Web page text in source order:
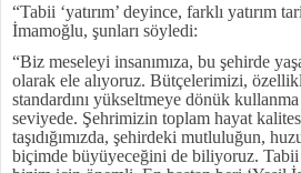
“Tabii ‘yatırım’ deyince, farklı yatırım
İmamoğlu, şunları söyledi:
“Biz meseleyi insanımıza, bu şehirde
olarak ele alıyoruz. Bütçelerimizi,
standardını yükseltmeye dönük
seviyede. Şehrimizin toplam hayat
taşıdığımızda, şehirdeki mutluluğun,
biçimde büyüyeceğini de biliyoruz. Tabii